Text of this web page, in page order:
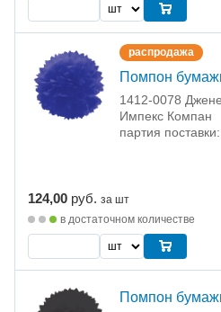
распродажа
Помпон
1412-0078
Импекс Компан
партия
124,00 руб. за шт
в достаточном количестве
Помпон